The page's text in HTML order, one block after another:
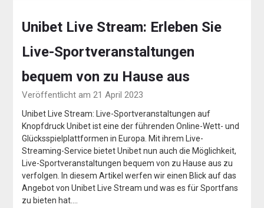
Unibet Live Stream: Erleben Sie
Live-Sportveranstaltungen
bequem von zu Hause aus
Veröffentlicht am 21 April 2023
Unibet Live Stream: Live-Sportveranstaltungen auf
Knopfdruck Unibet ist eine der führenden Online-Wett- und
Glücksspielplattformen in Europa. Mit ihrem Live-
Streaming-Service bietet Unibet nun auch die Möglichkeit,
Live-Sportveranstaltungen bequem von zu Hause aus zu
verfolgen. In diesem Artikel werfen wir einen Blick auf das
Angebot von Unibet Live Stream und was es für Sportfans
zu bieten hat….